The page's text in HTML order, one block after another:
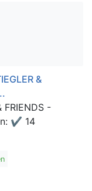
&
FRIENDS -
✔ 14